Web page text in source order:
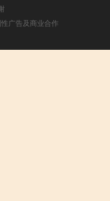
广告及商业合作